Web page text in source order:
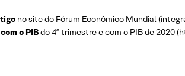
no site do Fórum Econômico Mundial
o PIBdo 4º trimestre e com o PIB de 2020 (